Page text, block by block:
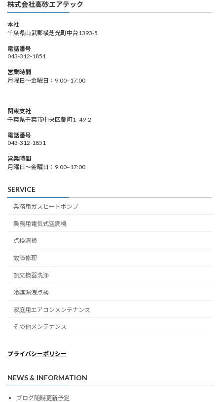
株式会社高砂エアテック
本社
千葉県山武郡横芝光町中台1393-5
電話番号
043-312-1851
営業時間
月曜日〜金曜日：9:00–17:00
関東支社
千葉県千葉市中央区都町1- 49-2
電話番号
043-312-1851
営業時間
月曜日〜金曜日：9:00–17:00
SERVICE
業務用ガスヒートポンプ
業務用電気式空調機
点検清掃
故障修理
熱交換器洗浄
冷媒漏洩点検
家庭用エアコンメンテナンス
その他メンテナンス
プライバシーポリシー
NEWS & INFORMATION
ブログ随時更新予定